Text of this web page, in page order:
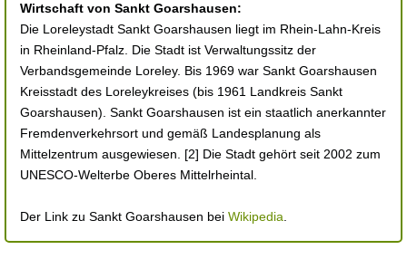
Wirtschaft von Sankt Goarshausen:
Die Loreleystadt Sankt Goarshausen liegt im Rhein-Lahn-Kreis
in Rheinland-Pfalz. Die Stadt ist Verwaltungssitz der
Verbandsgemeinde Loreley. Bis 1969 war Sankt Goarshausen
Kreisstadt des Loreleykreises (bis 1961 Landkreis Sankt
Goarshausen). Sankt Goarshausen ist ein staatlich anerkannter
Fremdenverkehrsort und gemäß Landesplanung als
Mittelzentrum ausgewiesen. [2] Die Stadt gehört seit 2002 zum
UNESCO-Welterbe Oberes Mittelrheintal.
Der Link zu Sankt Goarshausen bei Wikipedia